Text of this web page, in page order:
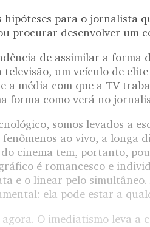
hipóteses para o jornalista
procurar desenvolver um
de assimilar a forma
um veículo de
a média com que a TV
forma como verá no
somos levados a
ao vivo, a longa
cinema tem, portanto,
é romancesco e
e o linear pelo
ela pode estar a
O imediatismo leva